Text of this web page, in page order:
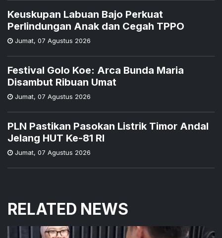
Keuskupan Labuan Bajo Perkuat
Perlindungan Anak dan Cegah TPPO
Jumat, 07 Agustus 2026
Festival Golo Koe: Arca Bunda Maria
Disambut Ribuan Umat
Jumat, 07 Agustus 2026
PLN Pastikan Pasokan Listrik Timor Andal
Jelang HUT Ke-81 RI
Jumat, 07 Agustus 2026
RELATED NEWS